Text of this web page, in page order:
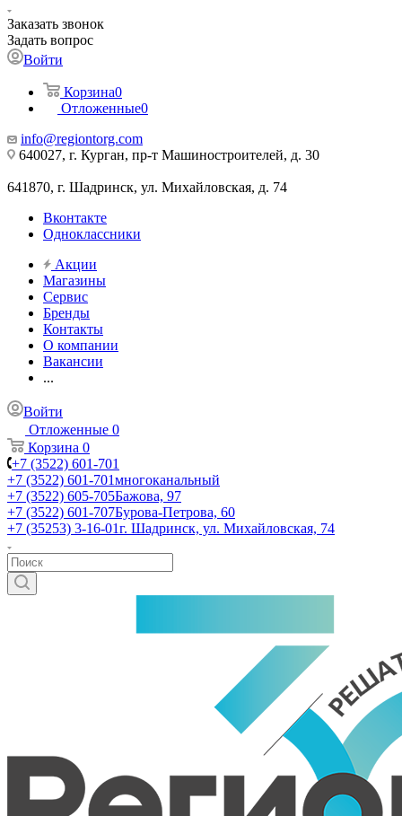
Заказать звонок
Задать вопрос
Войти
Корзина0
Отложенные0
info@regiontorg.com
640027, г. Курган, пр-т Машиностроителей, д. 30
641870, г. Шадринск, ул. Михайловская, д. 74
Вконтакте
Одноклассники
Акции
Магазины
Сервис
Бренды
Контакты
О компании
Вакансии
...
Войти
Отложенные 0
Корзина 0
+7 (3522) 601-701
+7 (3522) 601-701многоканальный
+7 (3522) 605-705Бажова, 97
+7 (3522) 601-707Бурова-Петрова, 60
+7 (35253) 3-16-01г. Шадринск, ул. Михайловская, 74